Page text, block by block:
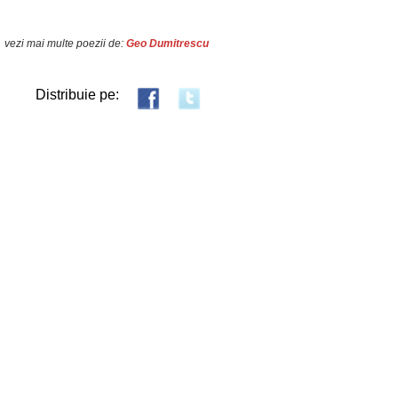
vezi mai multe poezii de: Geo Dumitrescu
Distribuie pe: